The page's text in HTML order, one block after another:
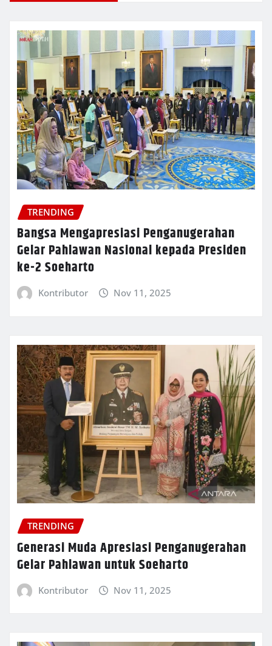
TRENDING
Bangsa Mengapresiasi Penganugerahan
Gelar Pahlawan Nasional kepada Presiden
ke-2 Soeharto
Kontributor Nov 11, 2025
TRENDING
Generasi Muda Apresiasi Penganugerahan
Gelar Pahlawan untuk Soeharto
Kontributor Nov 11, 2025